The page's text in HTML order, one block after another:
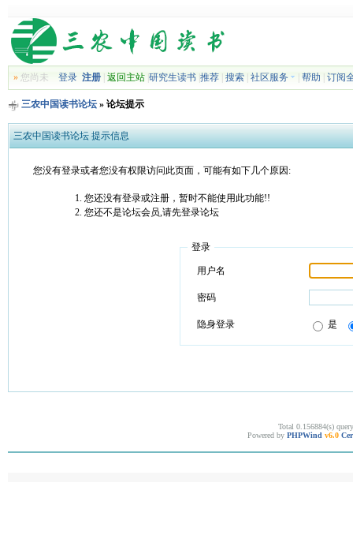
»您尚未 登录 注册| 返回主站| 研究生读书| 推荐| 搜索| 社区服务 帮助 订阅
三农中国读书论坛» 论坛提示
三农中国读书论坛 提示信息
您没有登录或者您没有权限访问此页面，可能有如下几个原因:
您还没有登录或注册，暂时不能使用此功能!!
您还不是论坛会员,请先登录论坛
登录
用户名
密码
隐身登录 是
Total 0.156884(s)
Powered by PHPWind v6.0